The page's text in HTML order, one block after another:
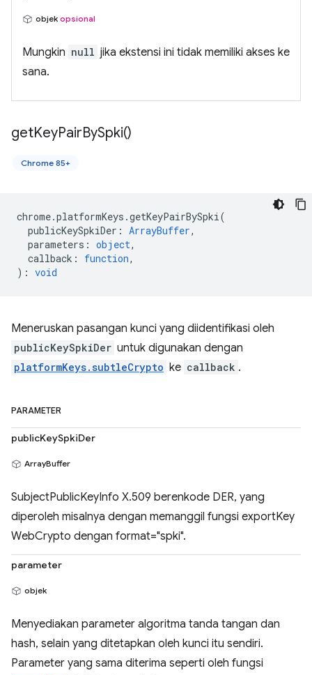
objek opsional
Mungkin null jika ekstensi ini tidak memiliki akses ke
sana.
getKeyPairBySpki()
Chrome 85+
chrome.platformKeys .getKeyPairBySpki(
publicKeySpkiDer : ArrayBuffer,
parameters : object,
callback : function,
) : void
Meneruskan pasangan kunci yang diidentifikasi oleh
publicKeySpkiDer untuk digunakan dengan
platformKeys.subtleCrypto ke callback .
PARAMETER
publicKeySpkiDer
ArrayBuffer
SubjectPublicKeyInfo X.509 berenkode DER, yang
diperoleh misalnya dengan memanggil fungsi exportKey
WebCrypto dengan format="spki".
parameter
objek
Menyediakan parameter algoritma tanda tangan dan
hash, selain yang ditetapkan oleh kunci itu sendiri.
Parameter yang sama diterima seperti oleh fungsi